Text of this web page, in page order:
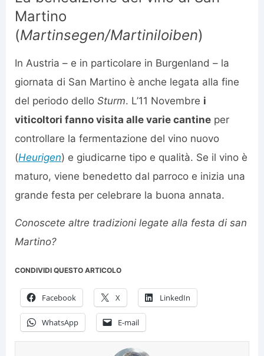
Martino
(Martinsegen/Martiniloiben)
In Austria – e in particolare in Burgenland – la
giornata di San Martino è anche legata alla fine
del periodo dello Sturm. L’11 Novembre i
viticoltori fanno visita alle varie cantine per
controllare la fermentazione del vino nuovo
(Heurigen) e giudicarne tipo e qualità. Se il vino è
maturo, viene benedetto dal parroco e inizia una
grande festa per celebrare la buona annata.
Conoscete altre tradizioni legate alla festa di san
Martino?
CONDIVIDI QUESTO ARTICOLO
Facebook X LinkedIn
WhatsApp E-mail